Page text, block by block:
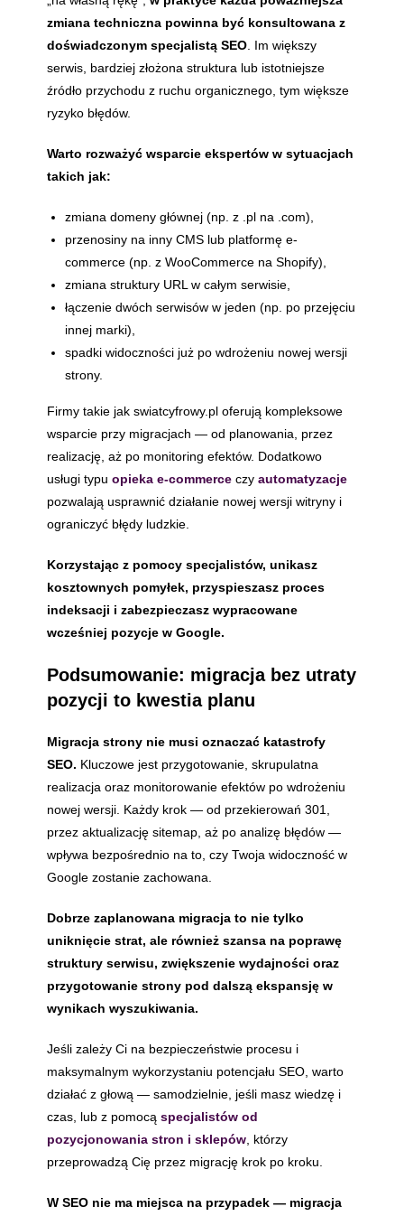
zmiana techniczna powinna być konsultowana z
doświadczonym specjalistą SEO . Im większy
serwis, bardziej złożona struktura lub istotniejsze
źródło przychodu z ruchu organicznego, tym większe
ryzyko błędów.
Warto rozważyć wsparcie ekspertów w sytuacjach
takich jak:
zmiana domeny głównej (np. z .pl na .com),
przenosiny na inny CMS lub platformę e-
commerce (np. z WooCommerce na Shopify),
zmiana struktury URL w całym serwisie,
łączenie dwóch serwisów w jeden (np. po przejęciu
innej marki),
spadki widoczności już po wdrożeniu nowej wersji
strony.
Firmy takie jak swiatcyfrowy.pl oferują kompleksowe
wsparcie przy migracjach — od planowania, przez
realizację, aż po monitoring efektów. Dodatkowo
usługi typuopieka e-commerce czyautomatyzacje
pozwalają usprawnić działanie nowej wersji witryny i
ograniczyć błędy ludzkie.
Korzystając z pomocy specjalistów, unikasz
kosztownych pomyłek, przyspieszasz proces
indeksacji i zabezpieczasz wypracowane
wcześniej pozycje w Google.
Podsumowanie: migracja bez utraty
pozycji to kwestia planu
Migracja strony nie musi oznaczać katastrofy
SEO. Kluczowe jest przygotowanie, skrupulatna
realizacja oraz monitorowanie efektów po wdrożeniu
nowej wersji. Każdy krok — od przekierowań 301,
przez aktualizację sitemap, aż po analizę błędów —
wpływa bezpośrednio na to, czy Twoja widoczność w
Google zostanie zachowana.
Dobrze zaplanowana migracja to nie tylko
uniknięcie strat, ale również szansa na poprawę
struktury serwisu, zwiększenie wydajności oraz
przygotowanie strony pod dalszą ekspansję w
wynikach wyszukiwania.
Jeśli zależy Ci na bezpieczeństwie procesu i
maksymalnym wykorzystaniu potencjału SEO, warto
działać z głową — samodzielnie, jeśli masz wiedzę i
czas, lub z pomocąspecjalistów od
pozycjonowania stron i sklepów , którzy
przeprowadzą Cię przez migrację krok po kroku.
W SEO nie ma miejsca na przypadek — migracja